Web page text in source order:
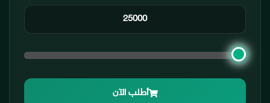
أطلب الآن